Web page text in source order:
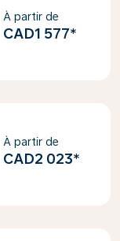
À partir de
CAD1 577*
À partir de
CAD2 023*